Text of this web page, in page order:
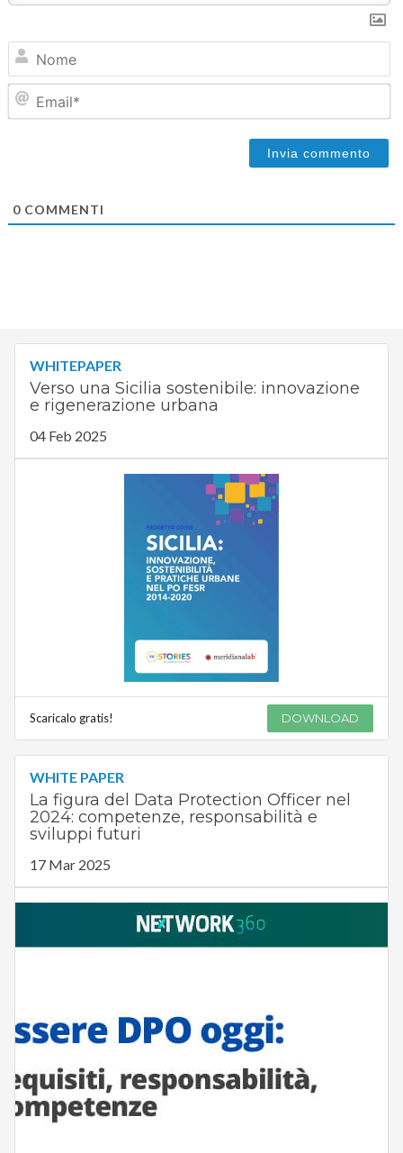
0COMMENTI
WHITEPAPER
Verso una Sicilia sostenibile: innovazione
e rigenerazione urbana
04 Feb 2025
Scaricalo gratis! DOWNLOAD
WHITE PAPER
La figura del Data Protection Officer nel
2024: competenze, responsabilità e
sviluppi futuri
17 Mar 2025